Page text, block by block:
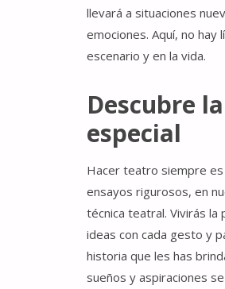
llevará a situaciones
emociones. Aquí, no
escenario y en la vida.
Descubre
especial
Hacer teatro siempre
ensayos rigurosos, en
técnica teatral. Vivirás la
ideas con cada gesto y
historia que les has
sueños y aspiraciones